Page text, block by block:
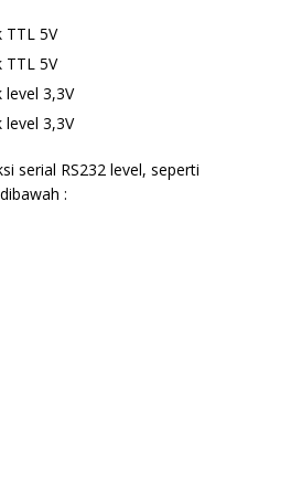
5V
5V
3,3V
3,3V
serial RS232 level, seperti
: